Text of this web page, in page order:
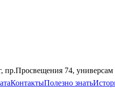
пр.Просвещения 74,
КонтактыПолезно знать